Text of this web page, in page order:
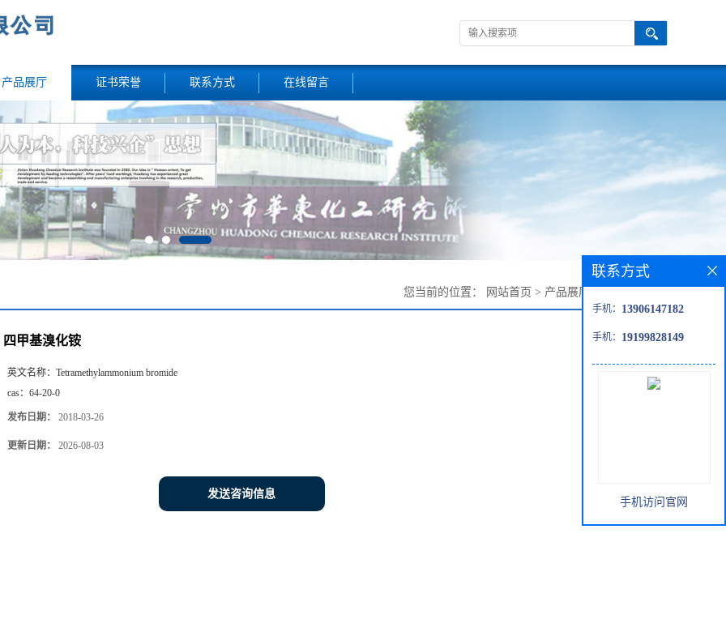
产品展厅 证书荣誉 联系方式 在线留言
您当前的位置： 网站首页 > 产品展厅
四甲基溴化铵
英文名称： Tetramethylammonium bromide
cas： 64-20-0
发布日期： 2018-03-26
更新日期： 2026-08-03
发送咨询信息
联系方式
手机： 13906147182
手机： 19199828149
手机访问官网